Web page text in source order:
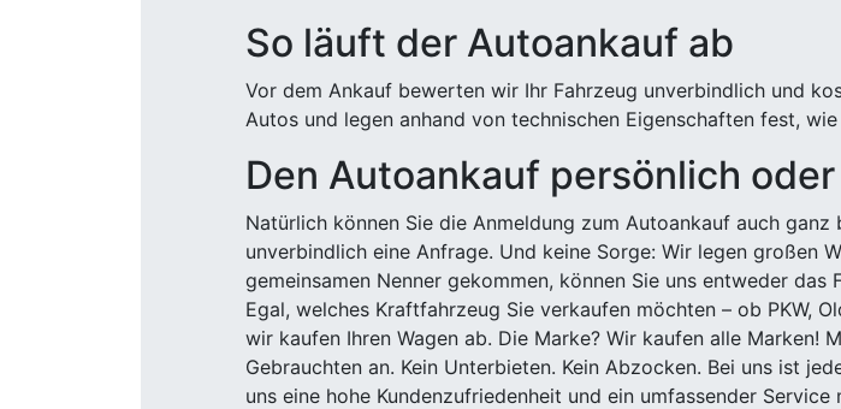
So läuft der Autoankauf ab
Vor dem Ankauf bewerten wir Ihr Fahrzeug unverbindlich und
Autos und legen anhand von technischen Eigenschaften fest,
Den Autoankauf persönlich
Natürlich können Sie die Anmeldung zum Autoankauf auch
unverbindlich eine Anfrage. Und keine Sorge: Wir legen großen
gemeinsamen Nenner gekommen, können Sie uns entweder
Egal, welches Kraftfahrzeug Sie verkaufen möchten – ob PKW,
wir kaufen Ihren Wagen ab. Die Marke? Wir kaufen alle Marken!
Gebrauchten an. Kein Unterbieten. Kein Abzocken. Bei uns ist
uns eine hohe Kundenzufriedenheit und ein umfassender